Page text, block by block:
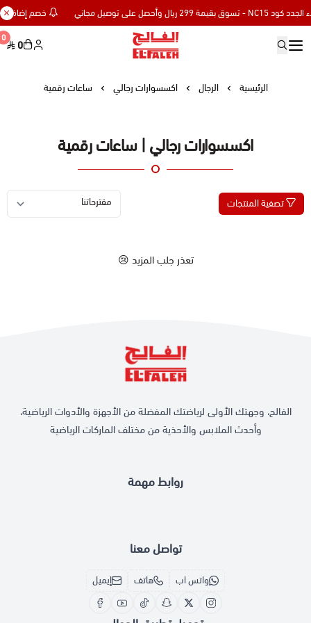
خصم إضافي 15% للعملاء الجدد كود NC15 - تسوق بقيمة 299 ريال وأحصل على توصيل مجاني
0 0
الرئيسية الرجال اكسسوارات رجالي ساعات رقمية
اكسسوارات رجالي | ساعات رقمية
تصفية المنتجات
تعذر جلب المزيد 😢
روابط مهمة
الفالح، وجهتك الأولى لرياضتك المفضلة من الأجهزة والأدوات الرياضية،
وأحدث الملابس والأحذية من مختلف الماركات الرياضية
تواصل معنا
واتس اب هاتف إيميل